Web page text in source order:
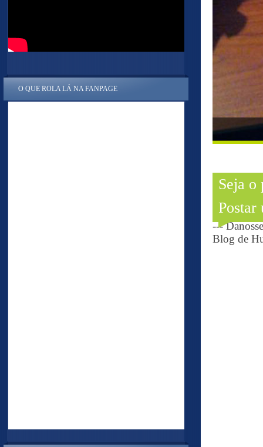
Seja o
Postar
---
Blog de
O QUE ROLA LÁ NA FANPAGE